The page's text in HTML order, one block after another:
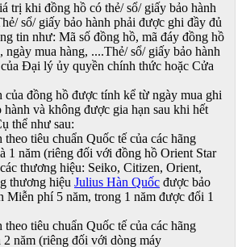
trị khi đồng hồ có thẻ/ sổ/ giấy bảo hành
sổ/ giấy bảo hành phải được ghi đầy đủ
tin như: Mã số đồng hồ, mã đáy đồng hồ
ngày mua hàng, ....Thẻ/ sổ/ giấy bảo hành
Đại lý ủy quyền chính thức hoặc Cửa
của đồng hồ được tính kể từ ngày mua ghi
hành và không được gia hạn sau khi hết
thể như sau:
tiêu chuẩn Quốc tế của các hãng
1 năm (riêng đối với đồng hồ Orient Star
thương hiệu: Seiko, Citizen, Orient,
thương hiệu Julius Hàn Quốc được bảo
Miễn phí 5 năm, trong 1 năm được đổi 1
tiêu chuẩn Quốc tế của các hãng
năm (riêng đối với dòng máy